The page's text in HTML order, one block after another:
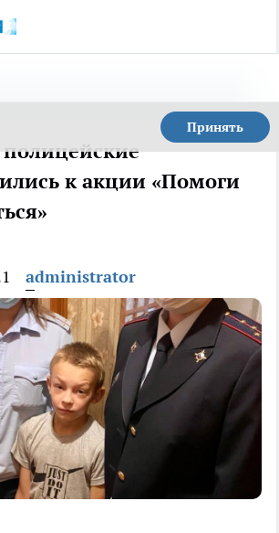
Принять
к акции «Помоги
administrator